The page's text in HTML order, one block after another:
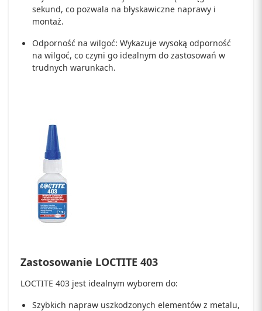
sekund, co pozwala na błyskawiczne naprawy i
montaż.
Odporność na wilgoć: Wykazuje wysoką odporność
na wilgoć, co czyni go idealnym do zastosowań w
trudnych warunkach.
Zastosowanie LOCTITE 403
LOCTITE 403 jest idealnym wyborem do:
Szybkich napraw uszkodzonych elementów z metalu,